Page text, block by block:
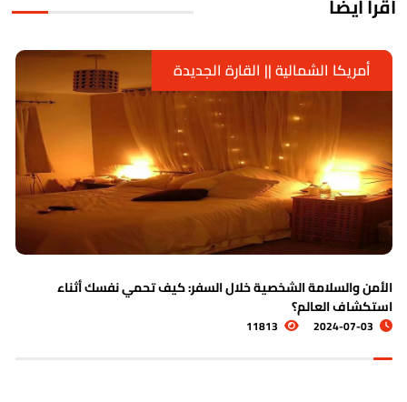
ايضا
أمريكا الشمالية || القارة الجديدة
والسلامة الشخصية خلال السفر: كيف تحمي نفسك أثناء
العالم؟
2024-07-
11813